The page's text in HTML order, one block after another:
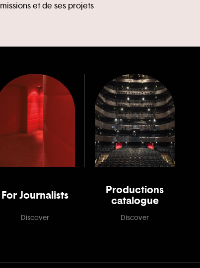
missions et de ses projets
For Journalists
Discover
Productions
catalogue
Discover